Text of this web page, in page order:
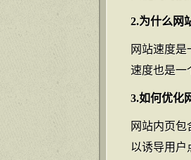
2.为什么网
网站速度
速度也是一
3.如何优化
网站内页包
以诱导用户